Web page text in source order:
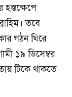
তবে
গঠন ঘিরে
১৯ ডিসেম্বর
টিকে থাকতে